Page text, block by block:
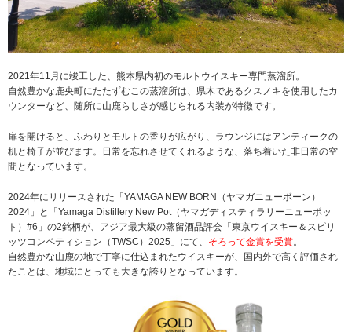
2021年11月に竣工した、熊本県内初のモルトウイスキー専門蒸溜所。
自然豊かな鹿央町にたたずむこの蒸溜所は、県木であるクスノキを使用したカ
ウンターなど、随所に山鹿らしさが感じられる内装が特徴です。
扉を開けると、ふわりとモルトの香りが広がり、ラウンジにはアンティークの
机と椅子が並びます。日常を忘れさせてくれるような、落ち着いた非日常の空
間となっています。
2024年にリリースされた「YAMAGA NEW BORN（ヤマガニューボーン）
2024」と「Yamaga Distillery New Pot（ヤマガディスティラリーニューポッ
ト）#6」の2銘柄が、アジア最大級の蒸留酒品評会「東京ウイスキー＆スピリ
ッツコンペティション（TWSC）2025」にて、 そろって金賞を受賞。
自然豊かな山鹿の地で丁寧に仕込まれたウイスキーが、国内外で高く評価され
たことは、地域にとっても大きな誇りとなっています。